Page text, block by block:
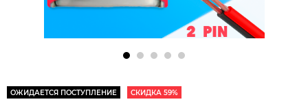
ОЖИДАЕТСЯ ПОСТУПЛЕНИЕ СКИДКА 59%